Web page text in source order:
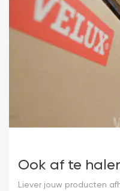
Ook af te
Liever jouw producten